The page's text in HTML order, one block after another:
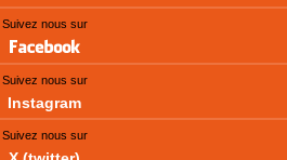
Suivez nous sur
Suivez nous sur
Instagram
Suivez nous sur